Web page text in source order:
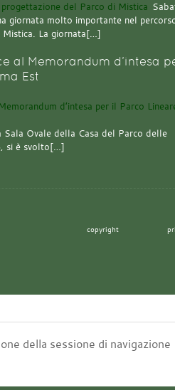
giornata molto importante nel
La giornata[…]
al Memorandum d’intesa
Est
Ovale della Casa del Parco delle
si è svolto[…]
copyright
della sessione di navigazione